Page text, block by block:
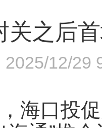
关之后
12/29
海口投